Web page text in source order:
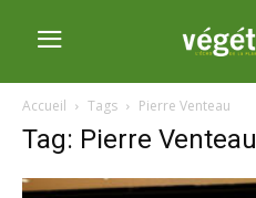
Accueil Tags Pierre Venteau
Tag: Pierre Venteau